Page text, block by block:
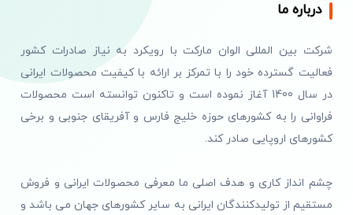
درباره ما
شرکت بین المللی الوان مارکت با رویکرد به نیاز صادرات کشور
فعالیت گسترده خود را با تمرکز بر ارائه با کیفیت محصولات ایرانی
در سال 1400 آغاز نموده است و تاکنون توانسته است محصولات
فراوانی را به کشورهای حوزه خلیج فارس و آفریقای جنوبی و برخی
کشورهای اروپایی صادر کند.
چشم انداز کاری و هدف اصلی ما معرفی محصولات ایرانی و فروش
مستقیم از تولیدکنندگان ایرانی به سایر کشورهای جهان می باشد و